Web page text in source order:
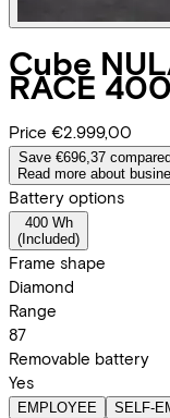
Cube
RACE
Price €2.999,00
Save €696,37
Read more about
Battery options
400 Wh
( Included)
Frame shape
Diamond
Range
87
Removable battery
Yes
EMPLOYEE SELF-